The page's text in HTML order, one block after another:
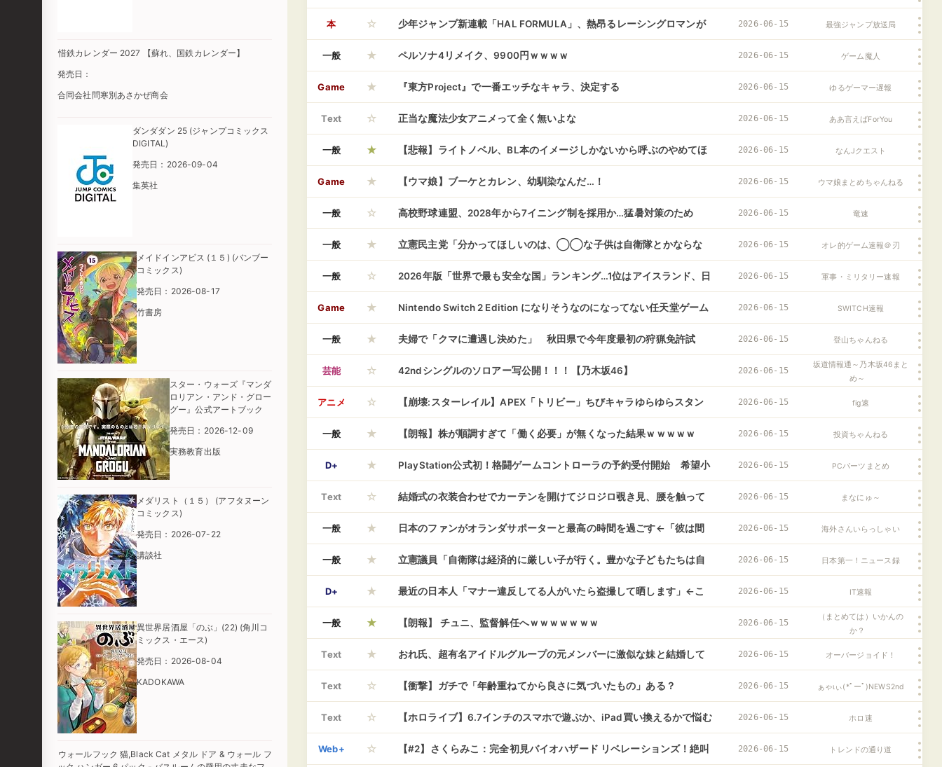
惜鉄カレンダー 2027 【蘇れ、国鉄カレンダー】
発売日：
合同会社問寒別あさかぜ商会
ダンダダン 25 (ジャンプコミックス
DIGITAL)
発売日：2026-09-04
集英社
メイドインアビス (１５) (バンブー
コミックス)
発売日：2026-08-17
竹書房
スター・ウォーズ『マンダ
ロリアン・アンド・グロー
グー』公式アートブック
発売日：2026-12-09
実務教育出版
メダリスト（１５） (アフタヌーン
コミックス)
発売日：2026-07-22
講談社
異世界居酒屋「のぶ」(22) (角川コ
ミックス・エース)
発売日：2026-08-04
KADOKAWA
ウォールフック 猫,Black Cat メタル ドア & ウォール フ
特定で団体代表追放決定 動画・画像拡散で大炎上wwww
本 ☆ 少年ジャンプ新連載「HAL FORMULA」、熱昂るレーシングロマンが
開幕！！！
2026-06-15 最強ジャンプ放送局
一般 ★ ペルソナ4リメイク、9900円ｗｗｗｗ 2026-06-15 ゲーム魔人
Game ★ 『東方Project』で一番エッチなキャラ、決定する 2026-06-15 ゆるゲーマー遅報
Text ☆ 正当な魔法少女アニメって全く無いよな 2026-06-15 ああ言えばForYou
一般 ★ 【悲報】ライトノベル、BL本のイメージしかないから呼ぶのやめてほ
しいｗｗｗｗｗｗｗｗｗｗ
2026-06-15 なんJクエスト
Game ★ 【ウマ娘】ブーケとカレン、幼馴染なんだ…！ 2026-06-15 ウマ娘まとめちゃんねる
一般 ☆ 高校野球連盟、2028年から7イニング制を採用か…猛暑対策のため 2026-06-15 竜速
一般 ★ 立憲民主党「分かってほしいのは、◯◯な子供は自衛隊とかならな
い」→酷すぎる発言に小泉防衛大臣ブチギレ
2026-06-15 オレ的ゲーム速報＠刃
一般 ☆ 2026年版「世界で最も安全な国」ランキング…1位はアイスランド、日
本は10位に浮上！
2026-06-15 軍事・ミリタリー速報
Game ★ Nintendo Switch 2 Edition になりそうなのになってない任天堂ゲーム 2026-06-15 SWITCH速報
一般 ★ 夫婦で「クマに遭遇し決めた」 秋田県で今年度最初の狩猟免許試
験、58人受験 マタギ文化継承も
2026-06-15 登山ちゃんねる
芸能 ☆ 42ndシングルのソロアー写公開！！！【乃木坂46】 2026-06-15
坂道情報通～乃木坂46まと
め～
アニメ ☆ 【崩壊:スターレイル】APEX「トリビー」ちびキャラゆらゆらスタン
ド【予約開始】
2026-06-15 fig速
一般 ★ 【朗報】株が順調すぎて「働く必要」が無くなった結果ｗｗｗｗｗ 2026-06-15 投資ちゃんねる
D+ ★ PlayStation公式初！格闘ゲームコントローラの予約受付開始 希望小
売価格は34,980円（税込）
2026-06-15 PCパーツまとめ
Text ☆ 結婚式の衣装合わせでカーテンを開けてジロジロ覗き見、腰を触って
「結構お肉ついてるわね（笑）」とマウントしてきたトメ。婚約者に
激怒したら『女同士だし羨ましいんだろ』と一切取り合ってくれなく
て・・・
2026-06-15 まなにゅ～
一般 ★ 日本のファンがオランダサポーターと最高の時間を過ごす←「彼は間
違いなくオランダ人だ」（海外の反応）
2026-06-15 海外さんいらっしゃい
一般 ★ 立憲議員「自衛隊は経済的に厳しい子が行く。豊かな子どもたちは自
衛隊とかなりませんよ！」→即訂正も小泉大臣「怒り」の猛反論
2026-06-15 日本第一！ニュース録
D+ ★ 最近の日本人「マナー違反してる人がいたら盗撮して晒します」←こ
れマジで気持ち悪いよな
2026-06-15 IT速報
一般 ★ 【朗報】 チュニ、監督解任へｗｗｗｗｗｗｗ 2026-06-15
（まとめては）いかんの
か？
Text ★ おれ氏、超有名アイドルグループの元メンバーに激似な妹と結婚して
しまう………
2026-06-15 オーバージョイド！
Text ☆ 【衝撃】ガチで「年齢重ねてから良さに気づいたもの」ある？ 2026-06-15 ぁゃιぃ(*ﾟーﾟ)NEWS2nd
Text ☆ 【ホロライブ】6.7インチのスマホで遊ぶか、iPad買い換えるかで悩む
【ホロドリ】
2026-06-15 ホロ速
Web+ ☆ 【#2】さくらみこ：完全初見バイオハザード リベレーションズ！絶叫 2026-06-15 トレンドの通り道